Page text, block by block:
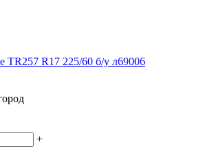
R17 225/60 б/у л69006
+